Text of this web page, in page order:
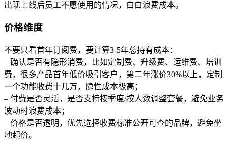
出现上线后员工不愿使用的情况，白白浪费成本。
价格维度
不要只看首年订阅费，要计算3-5年总持有成本：
– 确认是否有隐形消费，比如定制费、升级费、运维费、培训
费，很多产品首年低价吸引客户，第二年涨价30%以上，定制
一个功能收费十几万，隐性成本极高；
– 付费是否灵活，是否支持按季度/按人数调整套餐，避免业务
波动时浪费成本；
– 价格是否透明，优先选择收费标准公开可查的品牌，避免坐
地起价。